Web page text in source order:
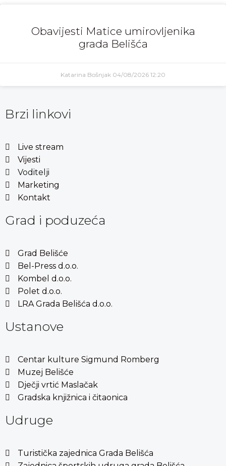
Obavijesti Matice umirovljenika
grada Belišća
Katarina Bošnjak 04/08/2026 12:20
Brzi linkovi
Live stream
Vijesti
Voditelji
Marketing
Kontakt
Grad i poduzeća
Grad Belišće
Bel-Press d.o.o.
Kombel d.o.o.
Polet d.o.o.
LRA Grada Belišća d.o.o.
Ustanove
Centar kulture Sigmund Romberg
Muzej Belišće
Dječji vrtić Maslačak
Gradska knjižnica i čitaonica
Udruge
Turistička zajednica Grada Belišća